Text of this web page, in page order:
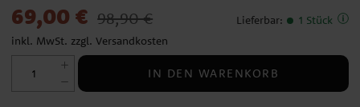
Aktueller Preis
69,00 € 98,90 €
inkl. MwSt. zzgl. Versandkosten
Lieferbar: 1 Stück
IN DEN WARENKORB